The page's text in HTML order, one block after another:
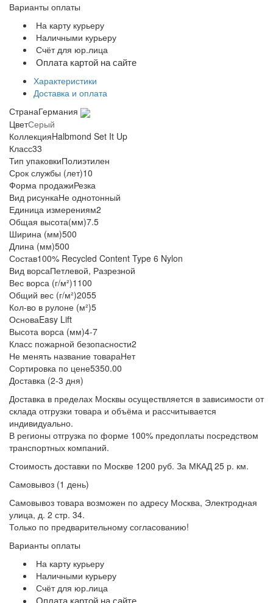
Варианты оплаты
На карту курьеру
Наличными курьеру
Счёт для юр.лица
Оплата картой на сайте
Характеристики
Доставка и оплата
СтранаГермания
ЦветСерый
КоллекцияHalbmond Set It Up
Класс33
Тип упаковкиПолиэтилен
Срок службы (лет)10
Форма продажиРезка
Вид рисункаНе однотонный
Единица измерениям2
Общая высота(мм)7.5
Ширина (мм)500
Длина (мм)500
Состав100% Recycled Content Type 6 Nylon
Вид ворсаПетлевой, Разрезной
Вес ворса (г/м²)1100
Общий вес (г/м²)2055
Кол-во в рулоне (м²)5
ОсноваEasy Lift
Высота ворса (мм)4-7
Класс пожарной безопасности2
Не менять название товараНет
Сортировка по цене5350.00
Доставка (2-3 дня)
Доставка в пределах Москвы осуществляется в зависимости от
склада отгрузки товара и объёма и рассчитывается
индивидуально.
В регионы отгрузка по форме 100% предоплаты посредством
транспортных компаний.
Стоимость доставки по Москве 1200 руб. За МКАД 25 р. км.
Самовывоз (1 день)
Самовывоз товара возможен по адресу Москва, Электродная
улица, д. 2 стр. 34.
Только по предварительному согласованию!
Варианты оплаты
На карту курьеру
Наличными курьеру
Счёт для юр.лица
Оплата картой на сайте